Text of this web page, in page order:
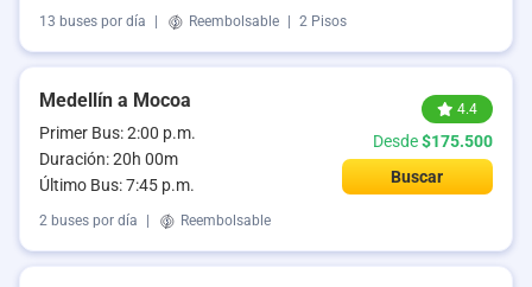
13 buses por día Reembolsable 2 Pisos
Medellín a Mocoa
Primer Bus: 2:00 p.m.
Duración: 20h 00m
Último Bus: 7:45 p.m.
4.4
Desde$175.500
Buscar
2 buses por día Reembolsable